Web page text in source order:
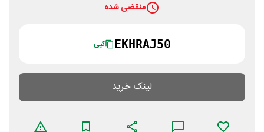
منقضی شده
EKHRAJ50 کپی
لینک خرید